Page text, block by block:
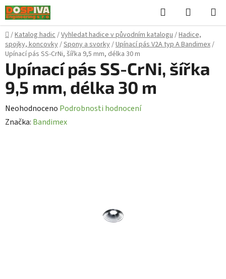
Přejít
na
obsah
Hledat
KOŠÍK
Domů
/Katalog hadic/Vyhledat hadice v původním katalogu/Hadice,
spojky, koncovky/Spony a svorky/Upínací pás V2A typ A Bandimex/
Upínací pás SS-CrNi, šířka 9,5 mm, délka 30 m
Upínací pás SS-CrNi, šířka
9,5 mm, délka 30 m
Průměrné
hodnocení
Neohodnoceno Podrobnosti hodnocení
Značka: Bandimex